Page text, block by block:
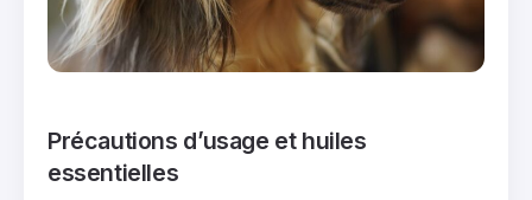
Précautions d’usage et huiles
essentielles